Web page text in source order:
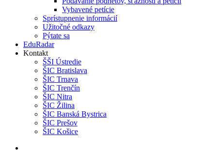
Vybavené petície
Sprístupnenie informácií
Užitočné odkazy
Pýtate sa
EduRadar
Kontakt
ŠŠI Ústredie
ŠIC Bratislava
ŠIC Trnava
ŠIC Trenčín
ŠIC Nitra
ŠIC Žilina
ŠIC Banská Bystrica
ŠIC Prešov
ŠIC Košice